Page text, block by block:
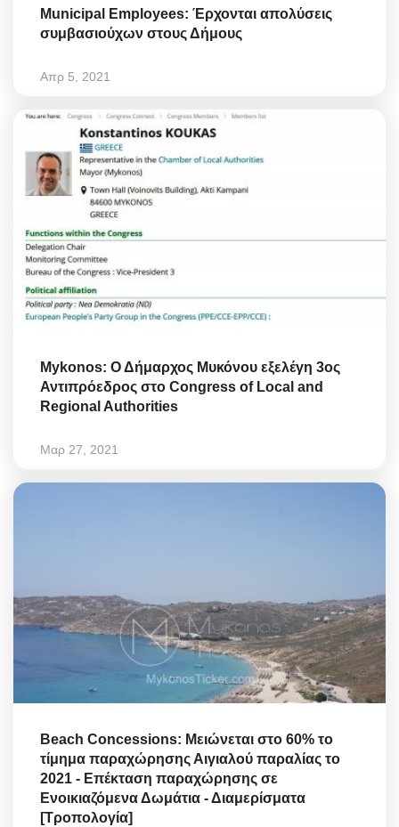
Municipal Employees: Έρχονται απολύσεις
συμβασιούχων στους Δήμους
Απρ 5, 2021
Mykonos: Ο Δήμαρχος Μυκόνου εξελέγη 3ος
Αντιπρόεδρος στο Congress of Local and
Regional Authorities
Μαρ 27, 2021
Beach Concessions: Μειώνεται στο 60% το
τίμημα παραχώρησης Αιγιαλού παραλίας το
2021 - Επέκταση παραχώρησης σε
Ενοικιαζόμενα Δωμάτια - Διαμερίσματα
[Τροπολογία]